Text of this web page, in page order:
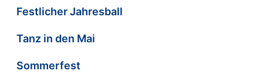
Festlicher Jahresball
Tanz in den Mai
Sommerfest